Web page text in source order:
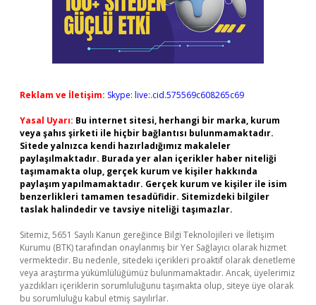
Reklam ve İletişim: Skype: live:.cid.575569c608265c69
Yasal Uyarı: Bu internet sitesi, herhangi bir marka, kurum
veya şahıs şirketi ile hiçbir bağlantısı bulunmamaktadır.
Sitede yalnızca kendi hazırladığımız makaleler
paylaşılmaktadır. Burada yer alan içerikler haber niteliği
taşımamakta olup, gerçek kurum ve kişiler hakkında
paylaşım yapılmamaktadır. Gerçek kurum ve kişiler ile isim
benzerlikleri tamamen tesadüfidir. Sitemizdeki bilgiler
taslak halindedir ve tavsiye niteliği taşımazlar.
Sitemiz, 5651 Sayılı Kanun gereğince Bilgi Teknolojileri ve İletişim
Kurumu (BTK) tarafından onaylanmış bir Yer Sağlayıcı olarak hizmet
vermektedir. Bu nedenle, sitedeki içerikleri proaktif olarak denetleme
veya araştırma yükümlülüğümüz bulunmamaktadır. Ancak, üyelerimiz
yazdıkları içeriklerin sorumluluğunu taşımakta olup, siteye üye olarak
bu sorumluluğu kabul etmiş sayılırlar.